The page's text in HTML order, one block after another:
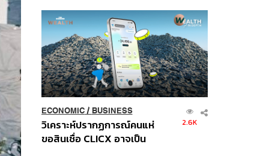
Order
ECONOMIC/ BUSINESS
วิเคราะห์ปรากฏการณ์คนแห่
ขอสินเชื่อ CLICX อาจเป็น
2.6K